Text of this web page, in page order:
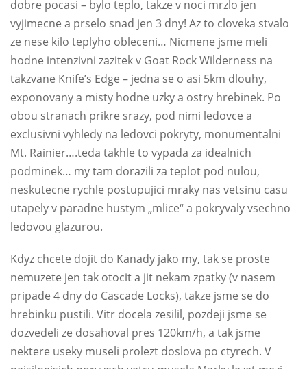
dobre pocasi – bylo teplo, takze v noci mrzlo jen
vyjimecne a prselo snad jen 3 dny! Az to cloveka stvalo
ze nese kilo teplyho obleceni… Nicmene jsme meli
hodne intenzivni zazitek v Goat Rock Wilderness na
takzvane Knife’s Edge – jedna se o asi 5km dlouhy,
exponovany a misty hodne uzky a ostry hrebinek. Po
obou stranach prikre srazy, pod nimi ledovce a
exclusivni vyhledy na ledovci pokryty, monumentalni
Mt. Rainier….teda takhle to vypada za idealnich
podminek… my tam dorazili za teplot pod nulou,
neskutecne rychle postupujici mraky nas vetsinu casu
utapely v paradne hustym „mlice“ a pokryvaly vsechno
ledovou glazurou.
Kdyz chcete dojit do Kanady jako my, tak se proste
nemuzete jen tak otocit a jit nekam zpatky (v nasem
pripade 4 dny do Cascade Locks), takze jsme se do
hrebinku pustili. Vitr docela zesilil, pozdeji jsme se
dozvedeli ze dosahoval pres 120km/h, a tak jsme
nektere useky museli prolezt doslova po ctyrech. V